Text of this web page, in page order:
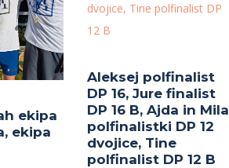
ekipa
ekipa
Aleksej polfinalist
DP 16, Jure finalist
DP 16 B, Ajda in Mila
polfinalistki DP 12
dvojice, Tine
polfinalist DP 12 B